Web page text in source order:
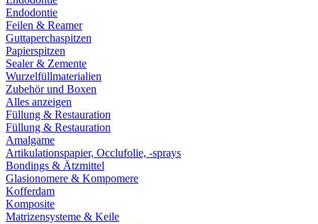
Endodontie
Feilen & Reamer
Guttaperchaspitzen
Papierspitzen
Sealer & Zemente
Wurzelfüllmaterialien
Zubehör und Boxen
Alles anzeigen
Füllung & Restauration
Füllung & Restauration
Amalgame
Artikulationspapier, Occlufolie, -sprays
Bondings & Ätzmittel
Glasionomere & Kompomere
Kofferdam
Komposite
Matrizensysteme & Keile